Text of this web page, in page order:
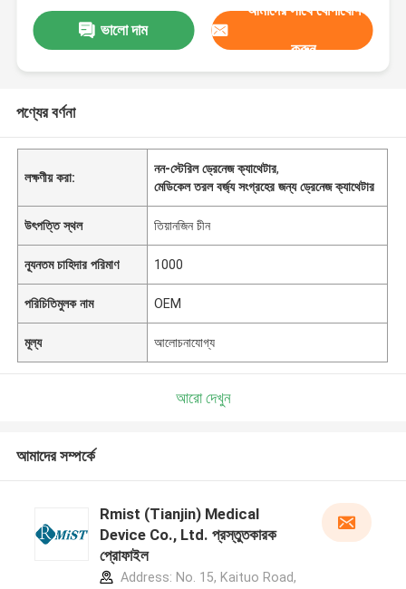
ভালো দাম
আমাদের সাথে যোগাযোগ
করুন
পণ্যের বর্ণনা
লক্ষণীয় করা:
নন-স্টেরিল ড্রেনেজ ক্যাথেটার,
মেডিকেল তরল বর্জ্য সংগ্রহের জন্য ড্রেনেজ ক্যাথেটার
উৎপত্তি স্থল তিয়ানজিন চীন
ন্যূনতম চাহিদার পরিমাণ 1000
পরিচিতিমুলক নাম OEM
মূল্য আলোচনাযোগ্য
আরো দেখুন
আমাদের সম্পর্কে
Rmist (Tianjin) Medical
Device Co., Ltd. প্রস্তুতকারক
প্রোফাইল
Address: No. 15, Kaituo Road,